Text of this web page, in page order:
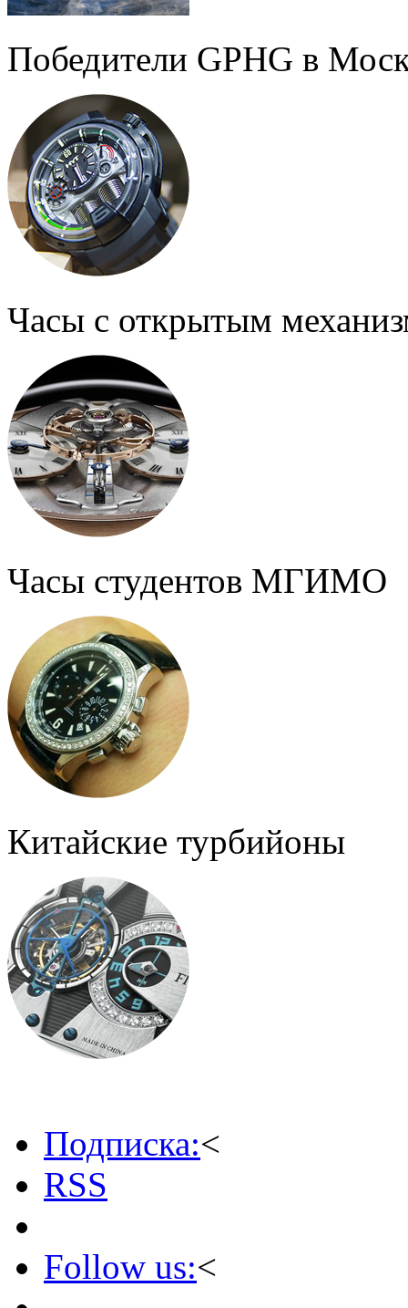
Победители GPHG в
Часы с открытым
Часы студентов МГИМО
Китайские турбийоны
Подписка:<
RSS
Follow us:<